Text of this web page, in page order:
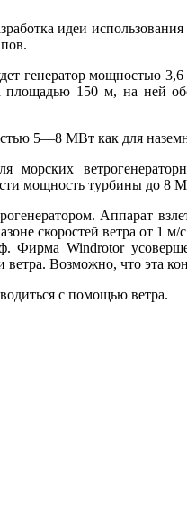
идеи
генератор мощностью
площадью 150 м, на ней
5—8 МВт как для
морских
мощность турбины до 8
Аппарат
скоростей ветра от 1
Windrotor
Возможно, что эта
с помощью ветра.